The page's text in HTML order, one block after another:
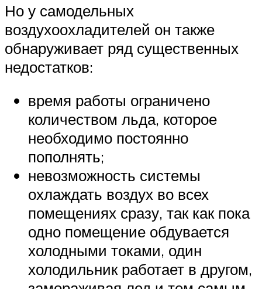
Но у самодельных
воздухоохладителей он также
обнаруживает ряд существенных
недостатков:
время работы ограничено
количеством льда, которое
необходимо постоянно
пополнять;
невозможность системы
охлаждать воздух во всех
помещениях сразу, так как пока
одно помещение обдувается
холодными токами, один
холодильник работает в другом,